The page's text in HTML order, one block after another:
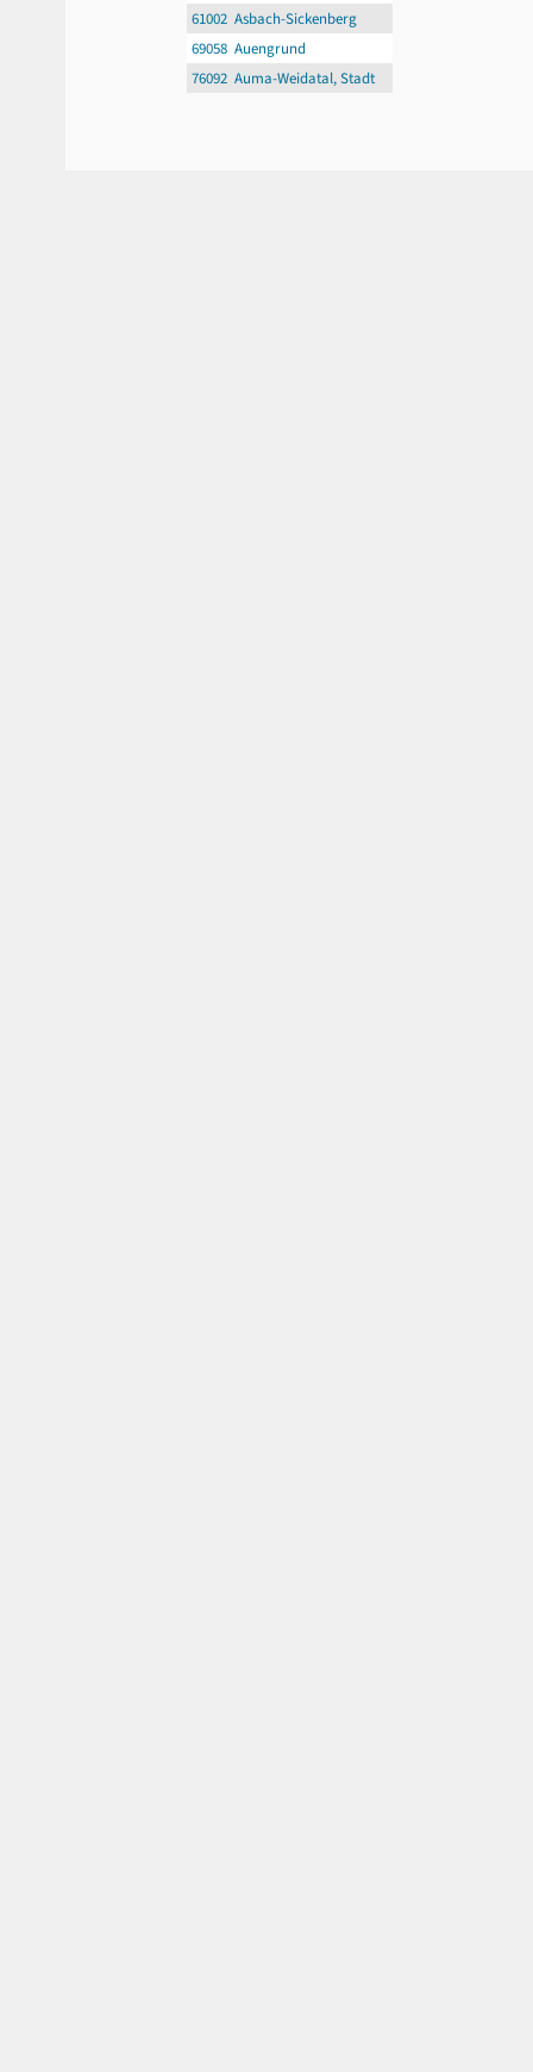
61002 Asbach-Sickenberg
69058 Auengrund
76092 Auma-Weidatal, Stadt